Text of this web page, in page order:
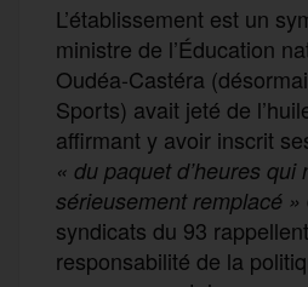
L’établissement est un
ministre de l’Éducation
Oudéa-Castéra
Sports) avait jeté de
affirmant y avoir inscrit
« du paquet d’heures qui
sérieusement remplacé »
syndicats du 93
responsabilité de la